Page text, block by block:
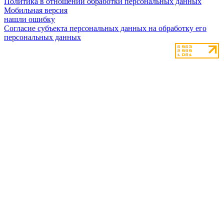
Мобильная версия
нашли ошибку
Согласие субъекта персональных данных на обработку его
персональных данных